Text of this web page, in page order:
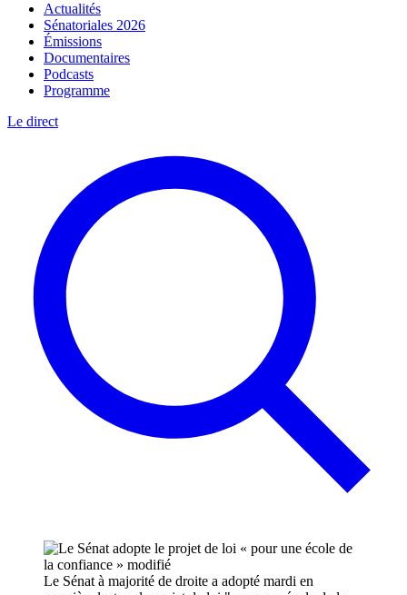
Actualités
Sénatoriales 2026
Émissions
Documentaires
Podcasts
Programme
Le direct
Le Sénat à majorité de droite a adopté mardi en